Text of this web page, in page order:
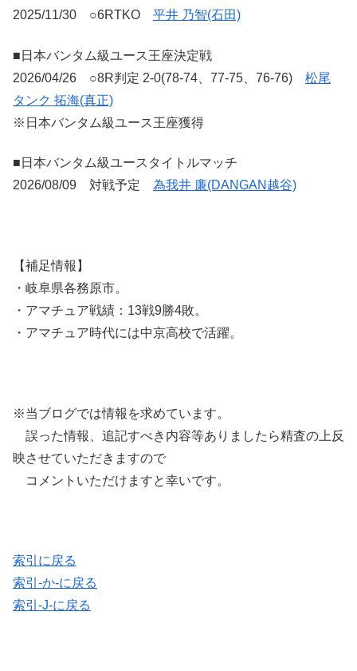
2025/11/30 ○6RTKO 平井 乃智(石田)
■日本バンタム級ユース王座決定戦
2026/04/26 ○8R判定 2-0(78-74、77-75、76-76) 松尾
タンク 拓海(真正)
※日本バンタム級ユース王座獲得
■日本バンタム級ユースタイトルマッチ
2026/08/09 対戦予定 為我井 廉(DANGAN越谷)
【補足情報】
・岐阜県各務原市。
・アマチュア戦績：13戦9勝4敗。
・アマチュア時代には中京高校で活躍。
※当ブログでは情報を求めています。
誤った情報、追記すべき内容等ありましたら精査の上反
映させていただきますので
コメントいただけますと幸いです。
索引に戻る
索引-か-に戻る
索引-J-に戻る